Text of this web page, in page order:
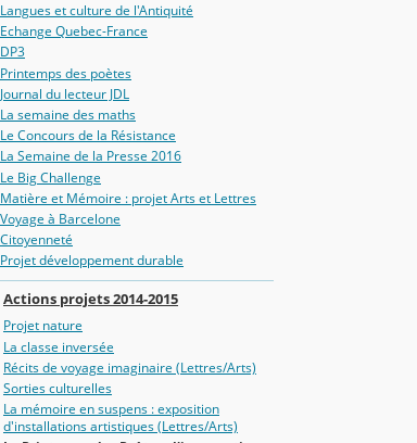
Langues et culture de l'Antiquité
Echange Quebec-France
DP3
Printemps des poètes
Journal du lecteur JDL
La semaine des maths
Le Concours de la Résistance
La Semaine de la Presse 2016
Le Big Challenge
Matière et Mémoire : projet Arts et Lettres
Voyage à Barcelone
Citoyenneté
Projet développement durable
Actions projets 2014-2015
Projet nature
La classe inversée
Récits de voyage imaginaire (Lettres/Arts)
Sorties culturelles
La mémoire en suspens : exposition
d'installations artistiques (Lettres/Arts)